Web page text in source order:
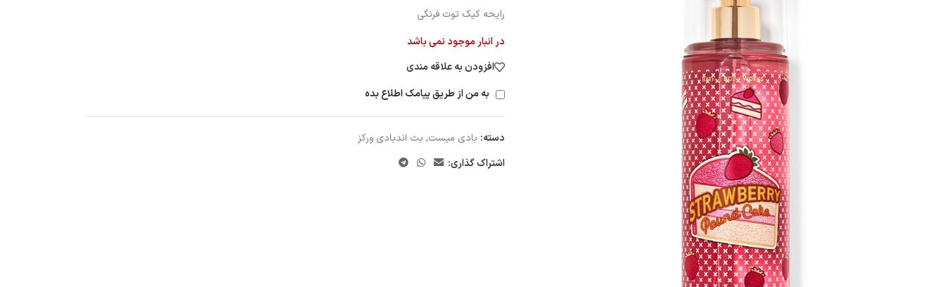
رایحه کیک توت فرنگی
در انبار موجود نمی باشد
افزودن به علاقه مندی
به من از طریق پیامک اطلاع بده
دسته: بادی میست, بث اندبادی ورکز
اشتراک گذاری: